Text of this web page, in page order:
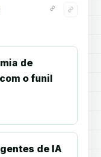
de
o funil
de IA